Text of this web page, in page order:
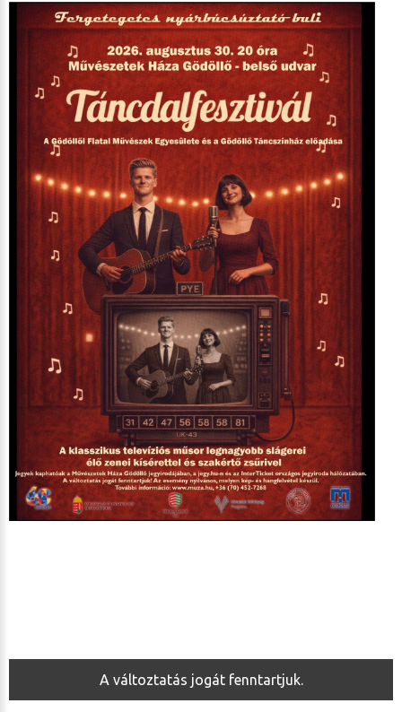
A változtatás jogát fenntartjuk.